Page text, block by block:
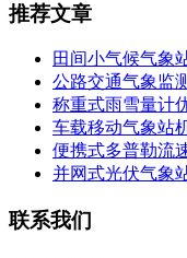
推荐文章
田间小气候气象
公路交通气象监
称重式雨雪量计
车载移动气象站
便携式多普勒流
并网式光伏气象
联系我们